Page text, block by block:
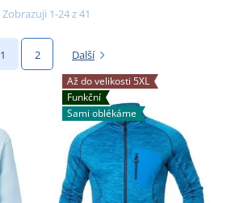
Zobrazuji 1-24 z 41
1 2 Další
Až do velikosti 5XL
Funkční
Sami oblékáme